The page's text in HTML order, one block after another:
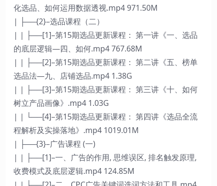
化选品、如何运用数据透视.mp4 971.50M
| ├──{2}–选品课程（二）
| | ├──[1]–第15期选品更新课程： 第一讲《一、选品
的底层逻辑—四、如何.mp4 767.68M
| | ├──[2]–第15期选品更新课程： 第二讲《五、榜单
选品法—九、店铺选品.mp4 1.38G
| | ├──[3]–第15期选品更新课程： 第三讲《十、如何
树立产品画像》.mp4 1.03G
| | └──[4]–第15期选品更新课程： 第四讲《选品全流
程解析及实操落地》.mp4 1019.01M
| ├──{3}–广告课程 (一)
| | ├──[1]–一、广告的作用, 思维误区, 排名触发原理,
收费模式及底层逻辑.mp4 124.85M